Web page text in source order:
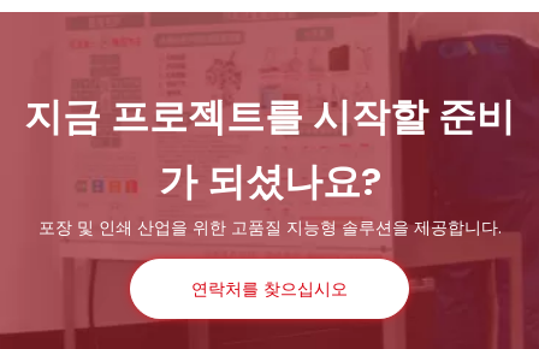
지금 프로젝트를 시작할 준비
가 되셨나요?
포장 및 인쇄 산업을 위한 고품질 지능형 솔루션을 제공합니다.
연락처를 찾으십시오